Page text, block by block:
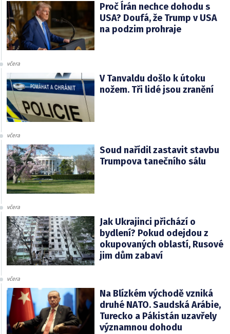
Proč Írán nechce dohodu s
USA? Doufá, že Trump v USA
na podzim prohraje
včera
V Tanvaldu došlo k útoku
nožem. Tři lidé jsou zranění
včera
Soud nařídil zastavit stavbu
Trumpova tanečního sálu
včera
Jak Ukrajinci přichází o
bydlení? Pokud odejdou z
okupovaných oblastí, Rusové
jim dům zabaví
včera
Na Blízkém východě vzniká
druhé NATO. Saudská Arábie,
Turecko a Pákistán uzavřely
významnou dohodu